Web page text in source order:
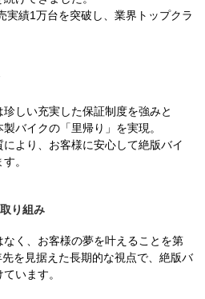
実績1万台を突破し、業界トップクラ
しい充実した保証制度を強みと
バイクの「里帰り」を実現。
より、お客様に安心して絶版バイ
。
り組み
く、お客様の夢を叶えることを第
を見据えた長期的な視点で、絶版バ
います。